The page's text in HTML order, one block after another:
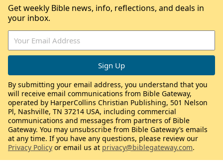
Get weekly Bible news, info, reflections, and deals in
your inbox.
By submitting your email address, you understand that you
will receive email communications from Bible Gateway,
operated by HarperCollins Christian Publishing, 501 Nelson
Pl, Nashville, TN 37214 USA, including commercial
communications and messages from partners of Bible
Gateway. You may unsubscribe from Bible Gateway’s emails
at any time. If you have any questions, please review our
Privacy Policy or email us at privacy@biblegateway.com.